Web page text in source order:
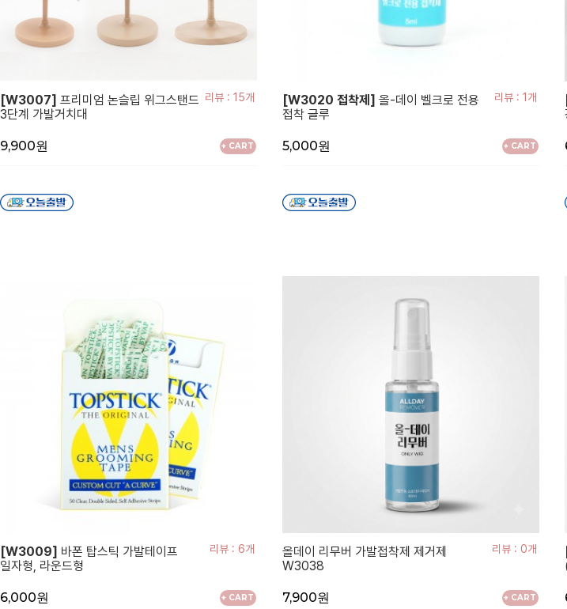
리뷰 : 15개
[W3007] 프리미엄 논슬립 위그스탠드
3단계 가발거치대
9,900원 + CART
리뷰 : 1개
[W3020 접착제] 올-데이 벨크로 전용
접착 글루
5,000원 + CART
리뷰 : 6개
[W3009] 바폰 탑스틱 가발테이프
일자형, 라운드형
6,000원 + CART
리뷰 : 0개
올데이 리무버 가발접착제 제거제
W3038
7,900원 + CART